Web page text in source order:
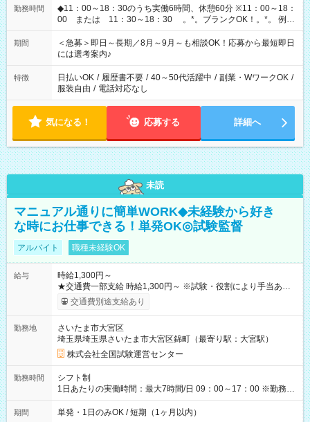
勤務時間
◆11：00～18：30のうち実働6時間、休憩60分 ※11：00～18：
00 または 11：30～18：30 。*。ブランクOK！。*。 例え
ば前職が、 在宅/財団法人/事務/コールセンター/受付/販売/カフェ
スタッフ スイーツ販売/ホテルフロント/化粧品販売/など 様々な
業界から入社して活躍されています♪
期間
＜急募＞即日～長期／8月～9月～も相談OK！応募から最短即日
には選考案内♪
特徴 日払いOK / 履歴書不要 / 40～50代活躍中 / 副業・WワークOK /
服装自由 / 電話対応なし
気になる！ 応募する 詳細へ
未読
マニュアル通りに簡単WORK◆未経験から好き
な時にお仕事できる！単発OK◎試験監督
アルバイト 職種未経験OK
給与
時給1,300円～
★交通費一部支給 時給1,300円～ ※試験・役割により手当あり
※勤務回数により昇給あり 【即給（前払い）オプションあ
り！】 希望される場合、勤務から1週間ほどで給与の一部を受け
例】 ・河合塾模擬試験 8:30～17:30（休憩1時間） 時給1,300円
×8時間＝日収10,400円＋交通費 ※当日の役割により時給＋100
円の場合あり ・国家試験 7:00～13:30（休憩なし） 時給1,300
円（役割手当＋100円）×6時間＝日収8,400円＋交通費 【試用期
間】試用期間なし
交通費別途支給あり
勤務地
さいたま市大宮区
埼玉県埼玉県さいたま市大宮区錦町（最寄り駅：大宮駅）
株式会社全国試験運営センター
勤務時間
シフト制
1日あたりの実働時間：最大7時間/日 09：00～17：00 ※勤務時
間は 試験により異なります。
期間 単発・1日のみOK / 短期（1ヶ月以内）